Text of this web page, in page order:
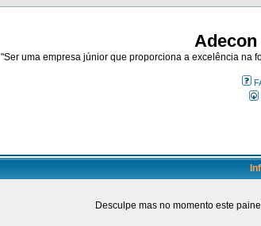
"Ser uma empresa júnior que proporciona a excelência na
Desculpe mas no momento este